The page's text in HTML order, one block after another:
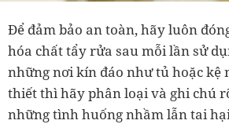
Để đảm bảo an toàn, hãy luôn
hóa chất tẩy rửa sau mỗi lần sử
những nơi kín đáo như tủ hoặc kệ
thiết thì hãy phân loại và ghi chú
những tình huống nhầm lẫn tai